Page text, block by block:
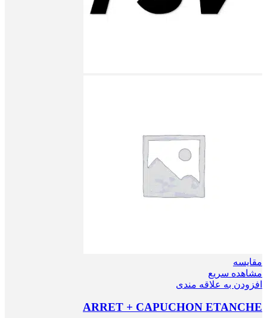
مقایسه
مشاهده سریع
افزودن به علاقه مندی
ARRET + CAPUCHON ETANCHE